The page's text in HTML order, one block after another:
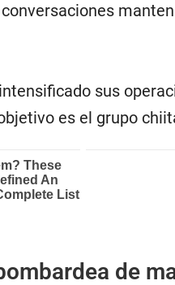
sus
es el grupo
de